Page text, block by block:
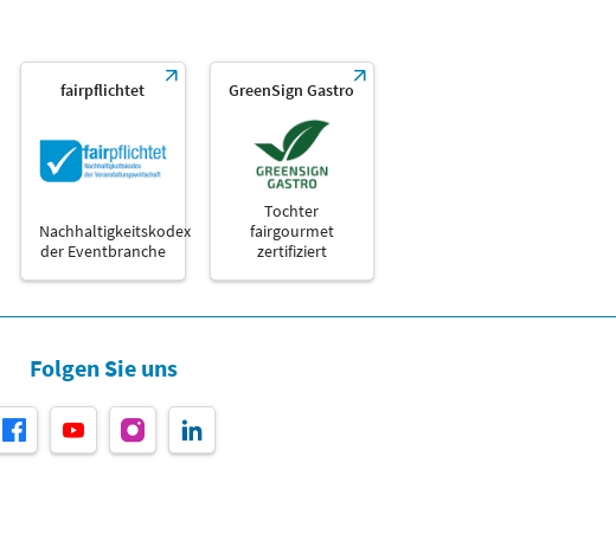
fairpflichtet
Nachhaltigkeitskodex
der Eventbranche
GreenSign Gastro
Tochter
fairgourmet
zertifiziert
Folgen Sie uns